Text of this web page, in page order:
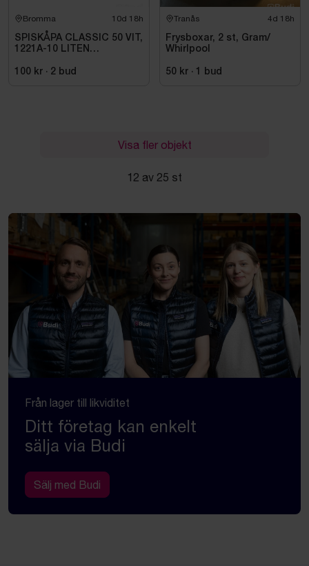
Bromma 10d 18h
SPISKÅPA CLASSIC 50 VIT,
1221A-10 LITEN
100 kr · 2 bud
Tranås 4d 18h
Frysboxar, 2 st, Gram/
Whirlpool
50 kr · bud
Visa fler objekt
12 av 25 st
Från lager till likviditet
Ditt företag kan enkelt
sälja via Budi
Sälj med Budi